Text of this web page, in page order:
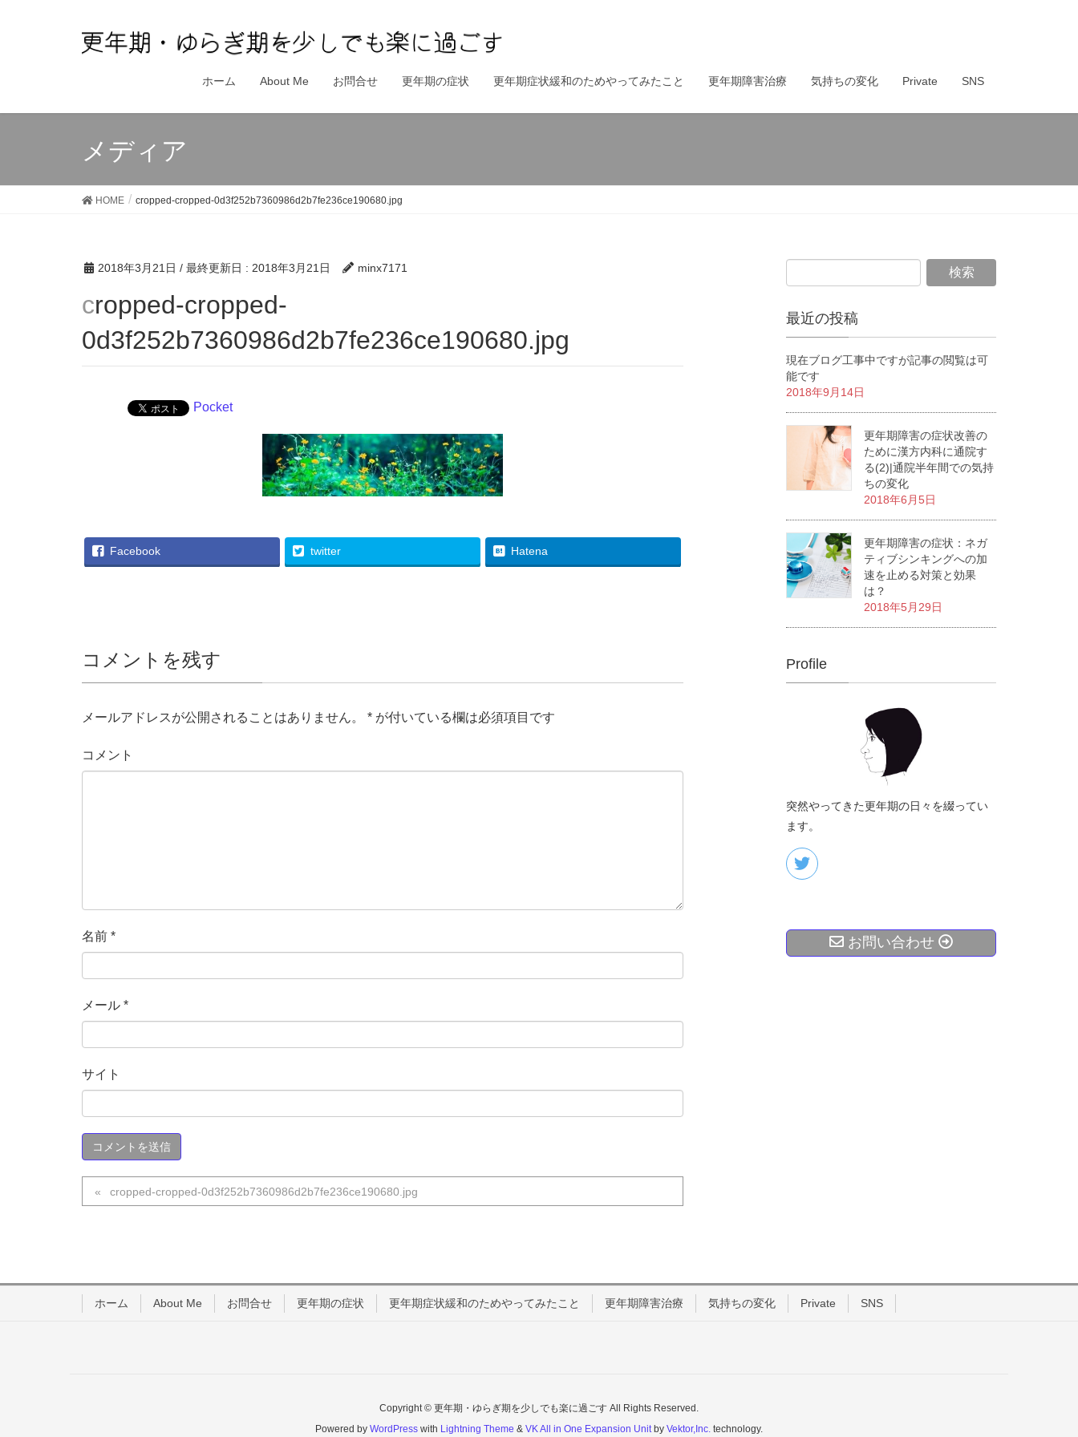
ホーム About Me お問合せ 更年期の症状 更年期症状緩和のためやってみたこと 更年期障害治療 気持ちの変化 Private SNS
メディア
HOME cropped-cropped-0d3f252b7360986d2b7fe236ce190680.jpg
2018年3月21日 / 最終更新日 : 2018年3月21日 minx7171
cropped-cropped-
0d3f252b7360986d2b7fe236ce190680.jpg
Pocket
Facebook twitter Hatena
コメントを残す
メールアドレスが公開されることはありません。 * が付いている欄は必須項目です
コメント
名前 *
メール *
サイト
cropped-cropped-0d3f252b7360986d2b7fe236ce190680.jpg
最近の投稿
現在ブログ工事中ですが記事の閲覧は可
能です
2018年9月14日
更年期障害の症状改善の
ために漢方内科に通院す
る(2)|通院半年間での気持
ちの変化
2018年6月5日
更年期障害の症状：ネガ
ティブシンキングへの加
速を止める対策と効果
は？
2018年5月29日
Profile
突然やってきた更年期の日々を綴ってい
ます。
お問い合わせ
ホーム About Me お問合せ 更年期の症状 更年期症状緩和のためやってみたこと 更年期障害治療 気持ちの変化 Private SNS
Copyright © 更年期・ゆらぎ期を少しでも楽に過ごす All Rights Reserved.
Powered by WordPress with Lightning Theme & VK All in One Expansion Unit by Vektor,Inc. technology.